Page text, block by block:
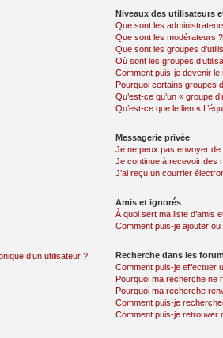
d’un utilisateur ?
Niveaux des utilisateurs
Que sont les
Que sont les modérateurs ?
Que sont les groupes
Où sont les groupes
Comment puis-je devenir le
Pourquoi certains groupes
Qu’est-ce qu’un « groupe
Qu’est-ce que le lien «
Messagerie privée
Je ne peux pas envoyer
Je continue à recevoir des
J’ai reçu un courrier
Amis et ignorés
À quoi sert ma liste d’amis
Comment puis-je ajouter ou
Recherche dans les
Comment puis-je effectuer
Pourquoi ma recherche ne
Pourquoi ma recherche
Comment puis-je
Comment puis-je retrouver